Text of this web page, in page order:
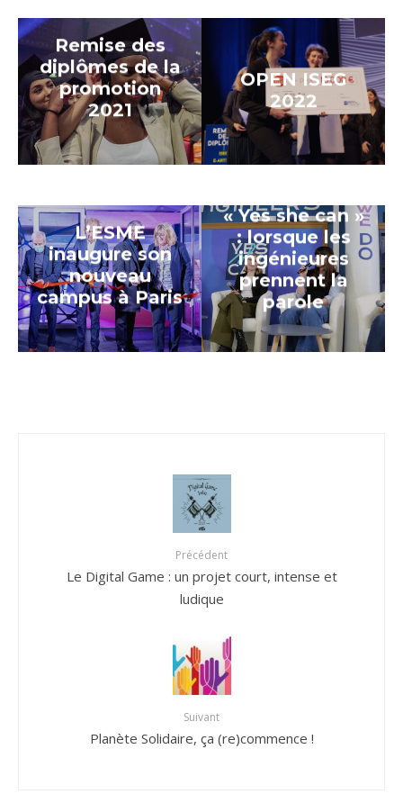
Remise des
diplômes de la
promotion
2021
OPEN ISEG
2022
L’ESME
inaugure son
nouveau
campus à Paris
« Yes she can »
: lorsque les
ingénieures
prennent la
parole
Précédent
Le Digital Game : un projet court, intense et
ludique
Suivant
Planète Solidaire, ça (re)commence !